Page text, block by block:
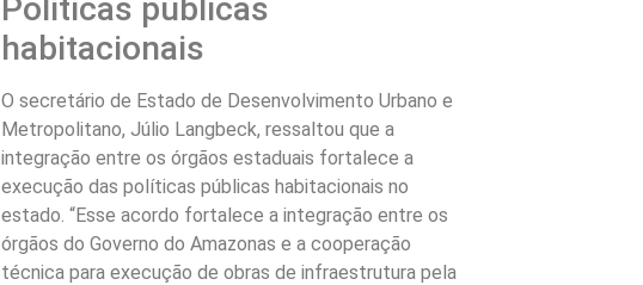
Políticas públicas
habitacionais
O secretário de Estado de Desenvolvimento Urbano e
Metropolitano, Júlio Langbeck, ressaltou que a
integração entre os órgãos estaduais fortalece a
execução das políticas públicas habitacionais no
estado. “Esse acordo fortalece a integração entre os
órgãos do Governo do Amazonas e a cooperação
técnica para execução de obras de infraestrutura pela